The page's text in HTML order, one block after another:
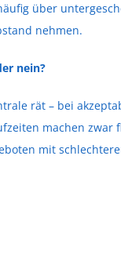
über
nehmen.
nein?
rät – bei
machen
mit